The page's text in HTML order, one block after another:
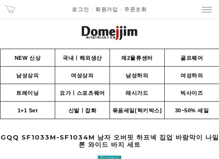
로그인 회원가입 주문조회
NEW 신상 국내ㅣ해외생산 제2물류센터 골프웨어
남성상의 여성상의 남성하의 여성하의
트레이닝 요가ㅣ스포츠웨어 래시가드 빅사이즈
1+1 Set 신발ㅣ잡화 묶음세일[럭키박스] 30~50% 세일
GQQ SF1033M-SF1034M 남자 오버핏 하프넥 집업 바람막이 나일
론 와이드 바지 세트